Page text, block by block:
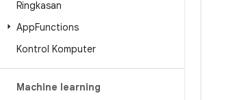
Ringkasan
AppFunctions
Kontrol Komputer
Machine learning